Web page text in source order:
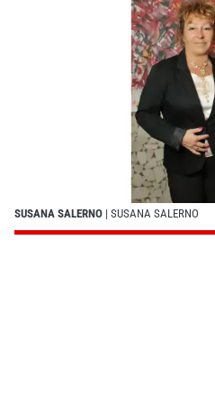
SUSANA SALERNO | SUSANA SALERNO